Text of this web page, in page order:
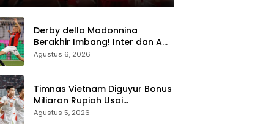
Derby della Madonnina
Berakhir Imbang! Inter dan AC
Milan Sama Kuat 1-1 di Perth
Agustus 6, 2026
Timnas Vietnam Diguyur Bonus
Miliaran Rupiah Usai
Permalukan Indonesia di Piala
Agustus 5, 2026